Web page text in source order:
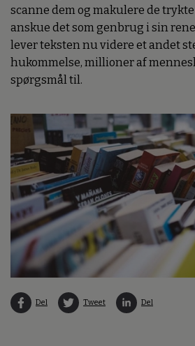
scanne dem og makulere de trykte
anskue det som genbrug i sin
lever teksten nu videre et andet
hukommelse, millioner af
spørgsmål til.
Del Tweet Del